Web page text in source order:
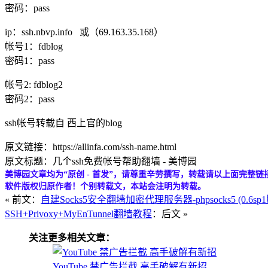
密码：pass
ip：ssh.nbvp.info 或（69.163.35.168）
帐号1：fdblog
密码1：pass
帐号2: fdblog2
密码2：pass
ssh帐号转载自 西上官的blog
原文链接：https://allinfa.com/ssh-name.html
原文标题：几个ssh免费帐号帮助翻墙 - 美博园
美博园文章均为“原创 - 首发”，请尊重辛劳撰写，转载请以上面完整链
软件版权归原作者！个别转载文，本站会注明为转载。
« 前文：
自建Socks5安全翻墙加密代理服务器-phpsocks5
SSH+Privoxy+MyEnTunnel翻墙教程 ：后文 »
关注更多相关文章：